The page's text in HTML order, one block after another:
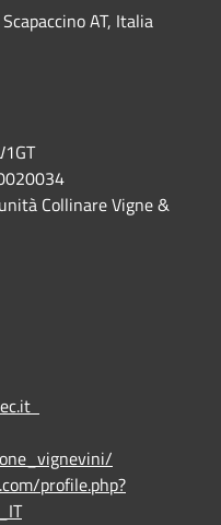
AT, Italia
Collinare Vigne &
profile.php?